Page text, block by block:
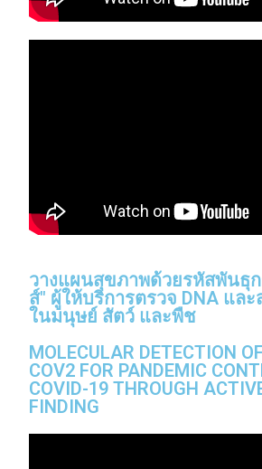
วางแผนสุขภาพด้วยรหัสพันธุ
ส์" ผู้ให้บริการตรวจ DNA แล
ในมนุษย์ สัตว์ และพืช
MOLECULAR DETECTION
COV2 FOR PANDEMIC
COVID-19 THROUGH
FINDING